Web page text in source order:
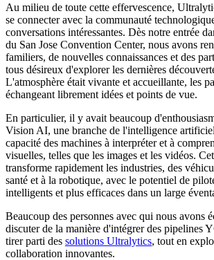
Au milieu de toute cette effervescence,
se connecter avec la communauté
conversations intéressantes. Dès notre entrée
du San Jose Convention Center, nous avons
familiers, de nouvelles connaissances et des
tous désireux d'explorer les dernières
L'atmosphère était vivante et accueillante, les
échangeant librement idées et points de vue.
En particulier, il y avait beaucoup
Vision AI, une branche de l'intelligence
capacité des machines à interpréter et à
visuelles, telles que les images et les vidéos.
transforme rapidement les industries, des
santé et à la robotique, avec le potentiel de
intelligents et plus efficaces dans un large
Beaucoup des personnes avec qui nous avons
discuter de la manière d'intégrer des pipelines
tirer parti des solutions Ultralytics, tout en
collaboration innovantes.